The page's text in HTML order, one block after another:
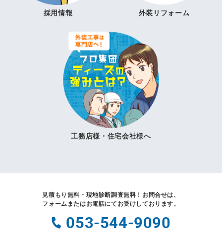
採用情報 外装リフォーム
工務店様・住宅会社様へ
見積もり無料・現地診断調査無料！ お問合せは、
フォームまたはお電話にてお受けしております。
053-544-9090